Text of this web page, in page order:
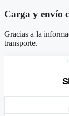
Carga y envío
Gracias a la
transporte.